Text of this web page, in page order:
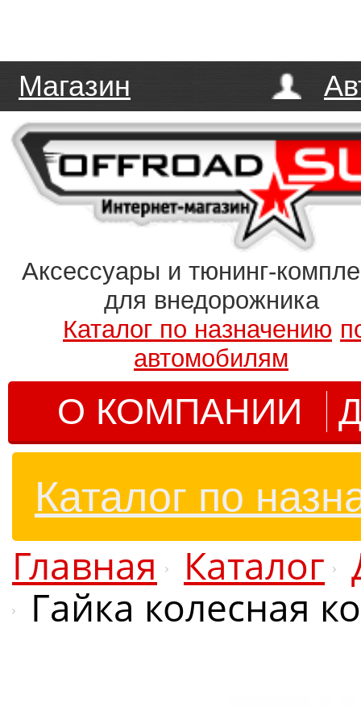
Магазин
Аксессуары и тюнинг-
для внедорожника
Каталог по назначению
автомобилям
О КОМПАНИИ
Каталог по
Главная Каталог
Гайка колесная